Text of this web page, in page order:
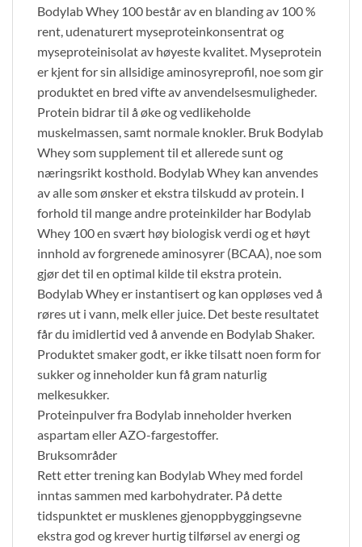
Bodylab Whey 100 består av en blanding av 100 %
rent, udenaturert myseproteinkonsentrat og
myseproteinisolat av høyeste kvalitet. Myseprotein
er kjent for sin allsidige aminosyreprofil, noe som gir
produktet en bred vifte av anvendelsesmuligheder.
Protein bidrar til å øke og vedlikeholde
muskelmassen, samt normale knokler. Bruk Bodylab
Whey som supplement til et allerede sunt og
næringsrikt kosthold. Bodylab Whey kan anvendes
av alle som ønsker et ekstra tilskudd av protein. I
forhold til mange andre proteinkilder har Bodylab
Whey 100 en svært høy biologisk verdi og et høyt
innhold av forgrenede aminosyrer (BCAA), noe som
gjør det til en optimal kilde til ekstra protein.
Bodylab Whey er instantisert og kan oppløses ved å
røres ut i vann, melk eller juice. Det beste resultatet
får du imidlertid ved å anvende en Bodylab Shaker.
Produktet smaker godt, er ikke tilsatt noen form for
sukker og inneholder kun få gram naturlig
melkesukker.
Proteinpulver fra Bodylab inneholder hverken
aspartam eller AZO-fargestoffer.
Bruksområder
Rett etter trening kan Bodylab Whey med fordel
inntas sammen med karbohydrater. På dette
tidspunktet er musklenes gjenoppbyggingsevne
ekstra god og krever hurtig tilførsel av energi og